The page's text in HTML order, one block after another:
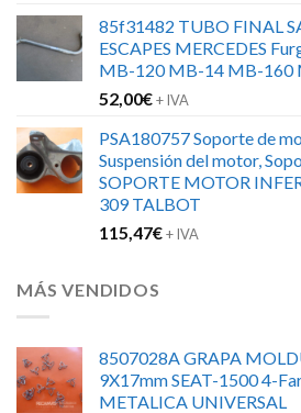
85f31482 TUBO FINAL
ESCAPES MERCEDES
MB-120 MB-14 MB-160
52,00€+ IVA
PSA180757 Soporte de
Suspensión del motor,
SOPORTE MOTOR
309 TALBOT
115,47€+ IVA
MÁS VENDIDOS
8507028A GRAPA
9X17mm SEAT-1500 4-
METALICA UNIVERSAL